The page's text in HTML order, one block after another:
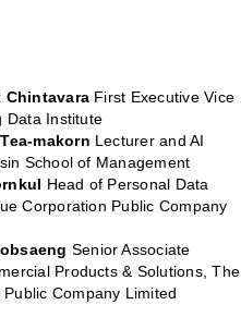
Chintavara First Executive Vice
Data Institute
makorn Lecturer and AI
School of Management
Head of Personal Data
Corporation Public Company
Senior Associate
Products & Solutions, The
Company Limited